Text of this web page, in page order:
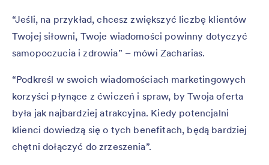
“Jeśli, na przykład, chcesz zwiększyć liczbę klientów
Twojej siłowni, Twoje wiadomości powinny dotyczyć
samopoczucia i zdrowia” – mówi Zacharias.
“Podkreśl w swoich wiadomościach marketingowych
korzyści płynące z ćwiczeń i spraw, by Twoja oferta
była jak najbardziej atrakcyjna. Kiedy potencjalni
klienci dowiedzą się o tych benefitach, będą bardziej
chętni dołączyć do zrzeszenia”.